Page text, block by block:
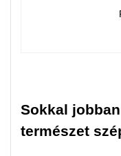
Sokkal
természet